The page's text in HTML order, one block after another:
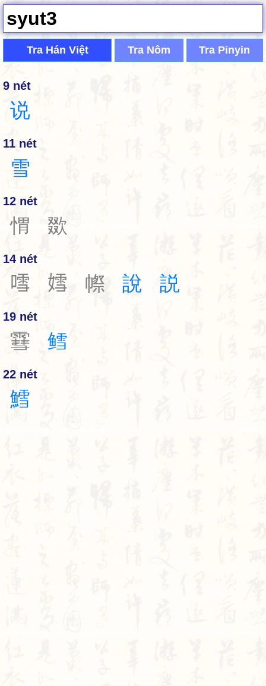
Tra Hán Việt Tra Nôm Tra Pinyin
9 nét
说
11 nét
雪
12 nét
㥜 欼
14 nét
𠽌 𡠭 㡜 說 説
19 nét
䨮 鳕
22 nét
鱈